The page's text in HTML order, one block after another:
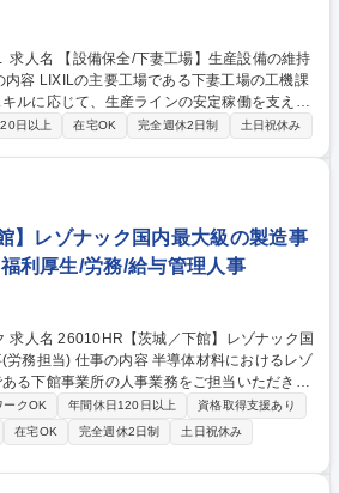
持
ルに応じて、生産ラインの安定稼働を支える
メンテナンス対応や生産性向上活動に取り組
引していく存在としてご活躍いただきます。
場】生産設備の維持管理、メンテナンス
日以上 在宅OK 完全週休2日制 土日祝休み
】レゾナック国内最大級の製造事
利厚生/労務/給与管理人事
国
体材料におけるレゾ
る下館事業所の人事業務をご担当いただきま
ームの2チーム制を敷いており、今回は後者
【具体的な仕事内容】人事制
対応 【配属事業所について】主力である半導
ークOK 年間休日120日以上
資格取得支援あり
在宅OK 完全週休2日制
土日祝休み